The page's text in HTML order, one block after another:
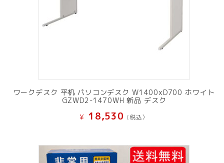
ワークデスク 平机 パソコンデスク W1400xD700 ホワイト
GZWD2-1470WH 新品 デスク
¥ 18,530 (税込）